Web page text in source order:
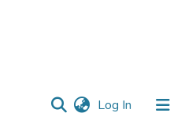
Log In (current)